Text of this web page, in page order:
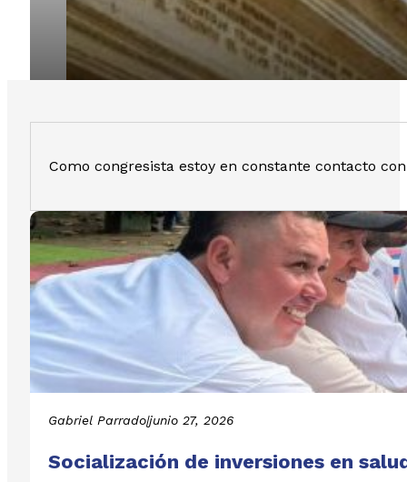
Como congresista estoy en constante contacto
Gabriel Parrado|junio 27, 2026
Socialización de inversiones en